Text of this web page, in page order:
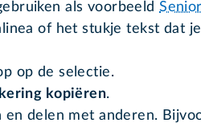
als voorbeeld
of het stukje tekst dat
op de selectie.
kopiëren.
en delen met anderen.